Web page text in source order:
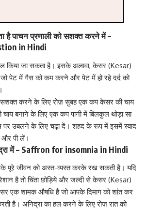
है पाचन प्रणाली को सशक्त करने में –
in Hindi
किया जा सकता है। इसके अलावा, केसर (Kesar)
पेट में गैस को कम करने और पेट में हो रहे दर्द को
सशक्त करने के लिए रोज़ सुबह एक कप केसर की चाय
बनाने के लिए एक कप पानी में बिलकुल थोड़ा सा
उबलने के लिए चढ़ा दें। शहद के रूप में इसमें स्वाद
और पी लें।
में – Saffron for insomnia in Hindi
पूरे जीवन को अस्त-व्यस्त करके रख सकती है। यदि
है तो चिंता छोड़िये और जल्दी से केसर (Kesar)
एक शामक औषधि है जो आपके दिमाग को शांत कर
है। अनिद्रा का हल करने के लिए रोज़ रात को